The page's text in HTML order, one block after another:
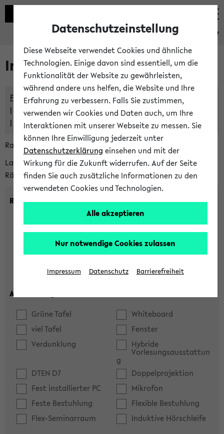
eKVV
Im eKVV verwaltete Räume
Freie Räume und Veranstaltungsüberschneidungen
Raumüberschneidungen
Hinweise der zentralen Raumvergabe
Raumanfragen:
raumvergabe@uni-bielefeld.de
Lassen Sie sich alle Räume anzeigen oder suchen Sie nach
Räumen mit bestimmten Eigenschaften:
Raumkriterien:
max. Plätze:
Ausstattung:
Grüne Tafel
Whiteboard
viel Tafel
Fenster
Verdunklung
Hybride
Vorlesungsausstattun
g
DTEN D7
Doppelprojektion
Fest installierter PC
Mikrofon
Feste Bestuhlung
Flexible Bestuhlung
Flex-Seminarraum
Induktive Hörschleife
Datenschutzeinstellung
Diese Webseite verwendet Cookies und ähnliche
Technologien. Einige davon sind essentiell, um die
Funktionalität der Website zu gewährleisten,
während andere uns helfen, die Website und Ihre
Erfahrung zu verbessern. Falls Sie zustimmen,
verwenden wir Cookies und Daten auch, um Ihre
Interaktionen mit unserer Webseite zu messen. Sie
können Ihre Einwilligung jederzeit unter
Datenschutzerklärung einsehen und mit der
Wirkung für die Zukunft widerrufen. Auf der Seite
finden Sie auch zusätzliche Informationen zu den
verwendeten Cookies und Technologien.
Alle akzeptieren
Nur notwendige Cookies zulassen
Impressum Datenschutz Barrierefreiheit